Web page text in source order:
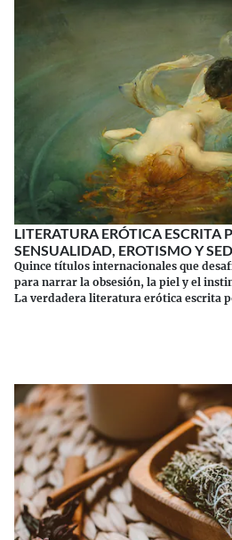
LITERATURA ERÓTICA ESCRITA
SENSUALIDAD, EROTISMO Y
Quince títulos internacionales que
para narrar la obsesión, la piel y el
La verdadera literatura erótica escrita